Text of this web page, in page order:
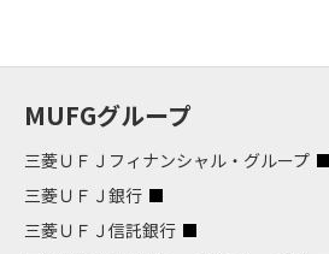
MUFGグループ
三菱ＵＦＪフィナンシャル・グループ
三菱ＵＦＪ銀行
三菱ＵＦＪ信託銀行